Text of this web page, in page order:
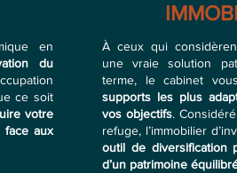
en
du
ce soit
votre
aux
À ceux qui
une vraie solution
terme, le cabinet
supports les plus
vos objectifs.
refuge, l’immobilier
outil de diversification
d’un patrimoine